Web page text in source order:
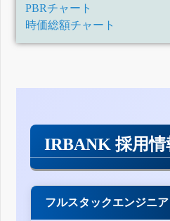
PBRチャート
時価総額チャート
IRBANK 採用情
フルスタックエンジニア